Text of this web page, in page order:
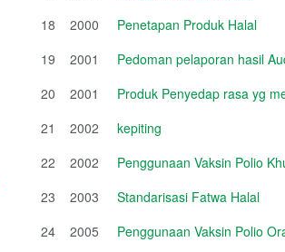
18
2000
Penetapan Produk Halal
19
2001
Pedoman pelaporan hasil
20
2001
Produk Penyedap rasa yg
21
2002
kepiting
22
2002
Penggunaan Vaksin Polio
23
2003
Standarisasi Fatwa Halal
24
2005
Penggunaan Vaksin Polio